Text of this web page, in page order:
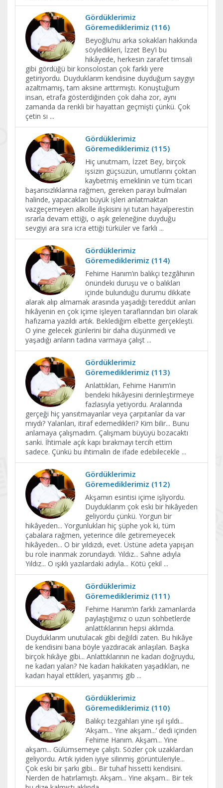
Gördüklerimiz
Göremediklerimiz (116)
Beyoğlu’nu arka sokakları hakkında
söyledikleri, İzzet Bey’i bu
hikâyede, herkesin zarafet timsali
gibi gördüğü bir konsolostan çok farklı yere
getiriyordu. Duyduklarım kendisine duyduğum saygıyı
azaltmamış, tam aksine arttırmıştı. Konuştuğum
insan, etrafa gösterdiğinden çok daha zor, aynı
zamanda da renkli bir hayattan geçmişti çünkü. Çok
çetin sı ...
Gördüklerimiz
Göremediklerimiz (115)
Hiç unutmam, İzzet Bey, birçok
işsizin güçsüzün, umutlarını çoktan
kaybetmiş emeklinin ve tüm ticari
başarısızlıklarına rağmen, gereken parayı bulmaları
halinde, yapacakları büyük işleri anlatmaktan
vazgeçemeyen alkolle ilişkisini iyi tutan hayalperestin
ısrarla devam ettiği, o aşık geleneğine duyduğu
sevgiyi ara sıra icra ettiği türküler ve farklı ...
Gördüklerimiz
Göremediklerimiz (114)
Fehime Hanım’ın balıkçı tezgâhının
önündeki duruşu ve o balıkları
içinde bulunduğu durumu dikkate
alarak alıp almamak arasında yaşadığı tereddüt anları
hikâyenin en çok içime işleyen taraflarından biri olarak
hafızama yazıldı artık. Beklediğim elbette gerçekleşti.
O yine gelecek günlerini bir daha düşünmedi ve
yaşadığı anların tadına varmaya çalışt ...
Gördüklerimiz
Göremediklerimiz (113)
Anlattıkları, Fehime Hanım’ın
bendeki hikâyesini derinleştirmeye
fazlasıyla yetiyordu. Aralarında
gerçeği hiç yansıtmayanlar veya çarpıtanlar da var
mıydı? Yalanları, itiraf edemedikleri? Kim bilir... Bunu
anlamaya çalışmadım. Çalışmam büyüyü bozacaktı
sanki. İhtimale açık kapı bırakmayı tercih ettim
sadece. Çünkü bu ihtimalin de ifade edebilecekle ...
Gördüklerimiz
Göremediklerimiz (112)
Akşamın esintisi içime işliyordu.
Duyduklarım çok eski bir hikâyeden
geliyordu çünkü. Yorgun bir
hikâyeden... Yorgunlukları hiç şüphe yok ki, tüm
çabalara rağmen, yeterince dile getiremeyecek
hikâyeden... O bir yıldızdı, evet. Üstüne adeta yapışan
bu role inanmak zorundaydı. Yıldız... Sahne adıyla
Yıldız... O ışıklı yazılardaki adıyla... Kötü çekil ...
Gördüklerimiz
Göremediklerimiz (111)
Fehime Hanım’ın farklı zamanlarda
paylaştığımız o uzun sohbetlerde
anlattıklarının hepsi aklımda.
Duyduklarım unutulacak gibi değildi zaten. Bu hikâye
de kendisini bana böyle yazdıracak anlaşılan. Başka
birçok hikâye gibi... Anlattıklarının ne kadarı doğruydu,
ne kadarı yalan? Ne kadarı hakikaten yaşadıkları, ne
kadarı hayal ettikleri, yaşanmış gib ...
Gördüklerimiz
Göremediklerimiz (110)
Balıkçı tezgahları yine ışıl ışıldı...
‘Akşam... Yine akşam...’ dedi içinden
Fehime Hanım. Akşam... Yine
akşam... Gülümsemeye çalıştı. Sözler çok uzaklardan
geliyordu. Artık iyiden iyiye silinmiş görüntüleriyle...
Çok eski bir şarkı gibi... Bir tuhaf hissetti kendisini.
Nerden de hatırlamıştı. Akşam... Yine akşam... Bir tek